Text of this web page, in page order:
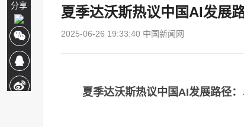
分享 夏季达沃斯热议中国AI发展
2025-06-26 19:33:40 中国新闻网
夏季达沃斯热议中国AI发展路径